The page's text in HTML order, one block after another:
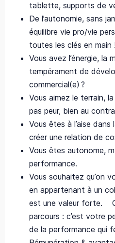
tablette, supports de
De l’autonomie, sans
équilibre vie pro/vie
toutes les clés en main
Vous avez l’énergie, la
tempérament de
commercial(e) ?
Vous aimez le terrain,
pas peur, bien au
Vous êtes à l’aise
créer une relation de
Vous êtes autonome,
performance.
Vous souhaitez qu’on
en appartenant à un
est une valeur forte.
parcours : c’est votre
de la performance qui